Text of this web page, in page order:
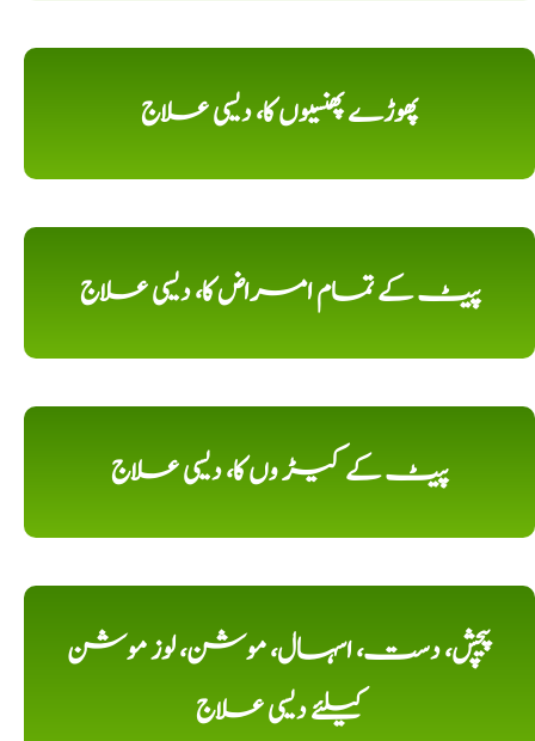
پھوڑے پھنسیوں کا، دیسی علاج
پیٹ کے تمام امراض کا، دیسی علاج
پیٹ کے کیڑ وں کا، دیسی علاج
پیچش، دست، اسہال، موشن، لوز موشن
کیلئے دیسی علاج